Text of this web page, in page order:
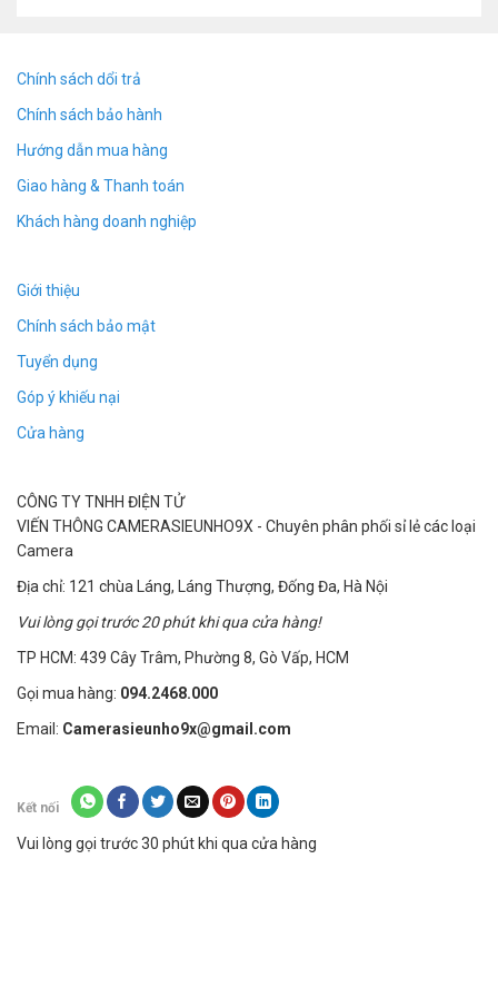
Thiết bị nghe lén N16s có nam châm dính chặt vào
tất cả các vị trí bằng sắt hoặc có thể để trong oto,
xe máy hoặc trong văn phóng. Bạn có thể nghe
máy dù bạn ở bất cứ đâu
trên thị trường, các nhà khoa học công nghệ đã
Chính sách dổi trả
Chính sách bảo hành
Hướng dẫn mua hàng
Giao hàng & Thanh toán
Khách hàng doanh nghiệp
Giới thiệu
Chính sách bảo mật
Tuyển dụng
Góp ý khiếu nại
Cửa hàng
CÔNG TY TNHH ĐIỆN TỬ
VIẾN THÔNG CAMERASIEUNHO9X - Chuyên phân phối sỉ lẻ các loại
Camera
Địa chỉ: 121 chùa Láng, Láng Thượng, Đống Đa, Hà Nội
Vui lòng gọi trước 20 phút khi qua cửa hàng!
TP HCM: 439 Cây Trâm, Phường 8, Gò Vấp, HCM
Gọi mua hàng: 094.2468.000
Email: Camerasieunho9x@gmail.com
Kết nối
Vui lòng gọi trước 30 phút khi qua cửa hàng